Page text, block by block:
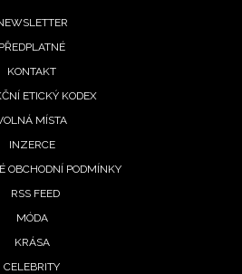
PŘEDPLATNÉ
KONTAKT
ETICKÝ KODEX
MÍSTA
INZERCE
OBCHODNÍ PODMÍNKY
RSS FEED
MÓDA
KRÁSA
CELEBRITY